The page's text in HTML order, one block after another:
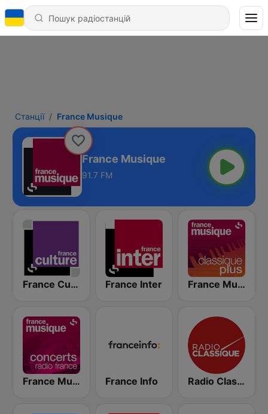
Станції France Musique
France Musique
91.7 FM
France Culture France Inter France Musique Classique Plus
France Musique Concerts de Radio France France Info Radio Classique